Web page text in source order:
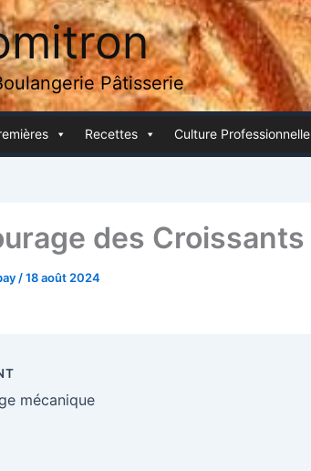
Pâtisserie
Recettes Culture Pro­fes­sion­nelle
des Croissants
/18 août 2024
mécanique